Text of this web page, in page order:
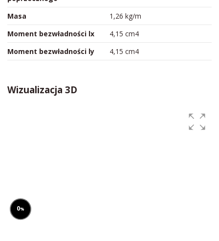
Masa
1,26 kg/m
Moment bezwładności lx
4,15 cm4
Moment bezwładności ly
4,15 cm4
Wizualizacja 3D
0%